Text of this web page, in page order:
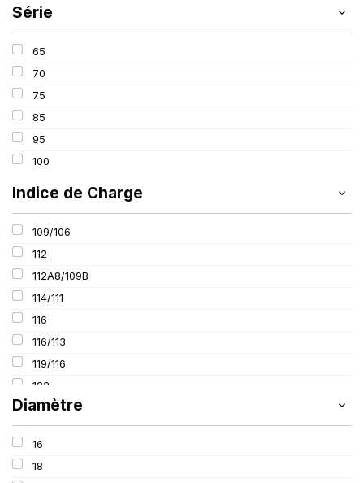
380
405
420
460
480
520
600
650
800
Série
65
70
75
85
95
100
Indice de Charge
109/106
112
112A8/109B
114/111
116
116/113
119/116
122
125
127
127/127
131/131
Diamètre
16
18